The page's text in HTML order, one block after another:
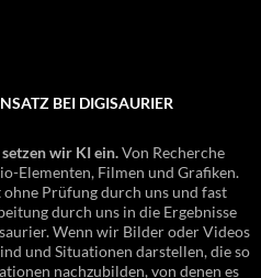
BEI DIGISAURIER
wir KI ein.Von Recherche
Elementen, Filmen und Grafiken.
ohne Prüfung durch uns und fast
durch uns in die Ergebnisse
Wenn wir Bilder oder Videos
und Situationen darstellen, die so
nachzubilden, von denen es